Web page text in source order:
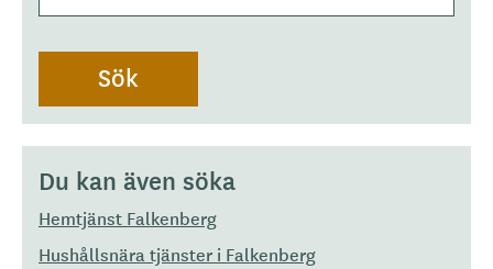
Du kan även söka
Hemtjänst Falkenberg
Hushållsnära tjänster i Falkenberg